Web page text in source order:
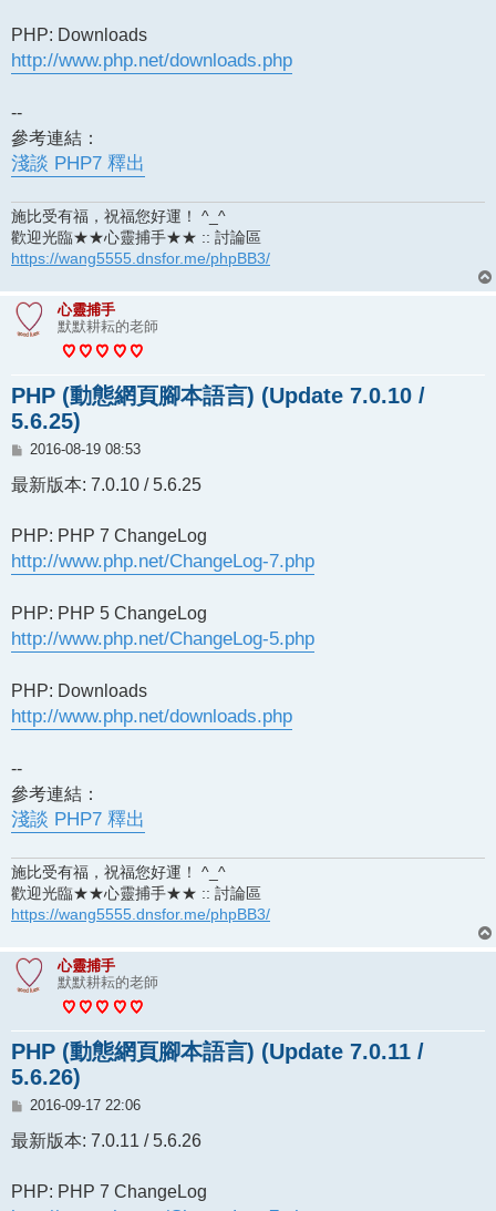
PHP: Downloads
http://www.php.net/downloads.php
--
參考連結：
淺談 PHP7 釋出
施比受有福，祝福您好運！ ^_^
歡迎光臨★★心靈捕手★★ :: 討論區
https://wang5555.dnsfor.me/phpBB3/
心靈捕手
默默耕耘的老師
PHP (動態網頁腳本語言) (Update 7.0.10 /
5.6.25)
文
2016-08-19 08:53
最新版本: 7.0.10 / 5.6.25
PHP: PHP 7 ChangeLog
http://www.php.net/ChangeLog-7.php
PHP: PHP 5 ChangeLog
http://www.php.net/ChangeLog-5.php
PHP: Downloads
http://www.php.net/downloads.php
--
參考連結：
淺談 PHP7 釋出
施比受有福，祝福您好運！ ^_^
歡迎光臨★★心靈捕手★★ :: 討論區
https://wang5555.dnsfor.me/phpBB3/
心靈捕手
默默耕耘的老師
PHP (動態網頁腳本語言) (Update 7.0.11 /
5.6.26)
文
2016-09-17 22:06
最新版本: 7.0.11 / 5.6.26
PHP: PHP 7 ChangeLog